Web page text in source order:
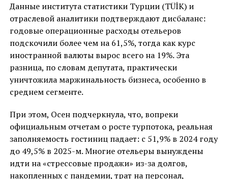
Данные института статистики Турции (TÜİK) и
отраслевой аналитики подтверждают дисбаланс:
годовые операционные расходы отельеров
подскочили более чем на 61,5%, тогда как курс
иностранной валюты вырос всего на 19%. Эта
разница, по словам депутата, практически
уничтожила маржинальность бизнеса, особенно в
среднем сегменте.
При этом, Осен подчеркнула, что, вопреки
официальным отчетам о росте турпотока, реальная
заполняемость гостиниц падает: с 51,9% в 2024 году
до 49,5% в 2025-м. Многие отельеры вынуждены
идти на «стрессовые продажи» из-за долгов,
накопленных с пандемии, трат на персонал,